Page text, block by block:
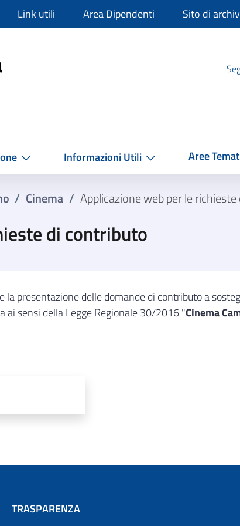
Link utili Area Dipendenti Sito di
Informazioni Utili Aree
/ Cinema / Applicazione web per le
di contributo
presentazione delle domande di contributo a
ai sensi della Legge Regionale 30/2016 "Cinema
TRASPARENZA